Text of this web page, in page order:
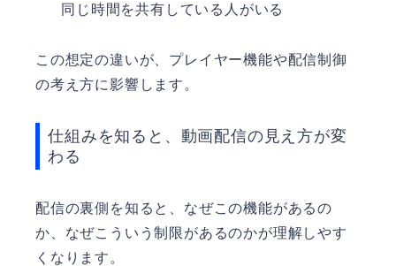
同じ時間を共有している人がいる
この想定の違いが、プレイヤー機能や配信制御
の考え方に影響します。
仕組みを知ると、動画配信の見え方が変
わる
配信の裏側を知ると、なぜこの機能があるの
か、なぜこういう制限があるのかが理解しやす
くなります。